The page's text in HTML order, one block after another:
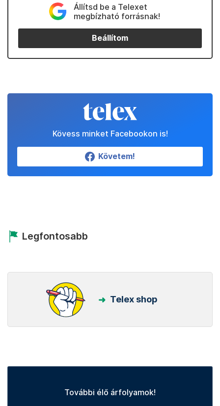
Állítsd be a Telexet
megbízható forrásnak!
Beállítom
Kövess minket Facebookon is!
Követem!
Legfontosabb
Telex shop
További élő árfolyamok!